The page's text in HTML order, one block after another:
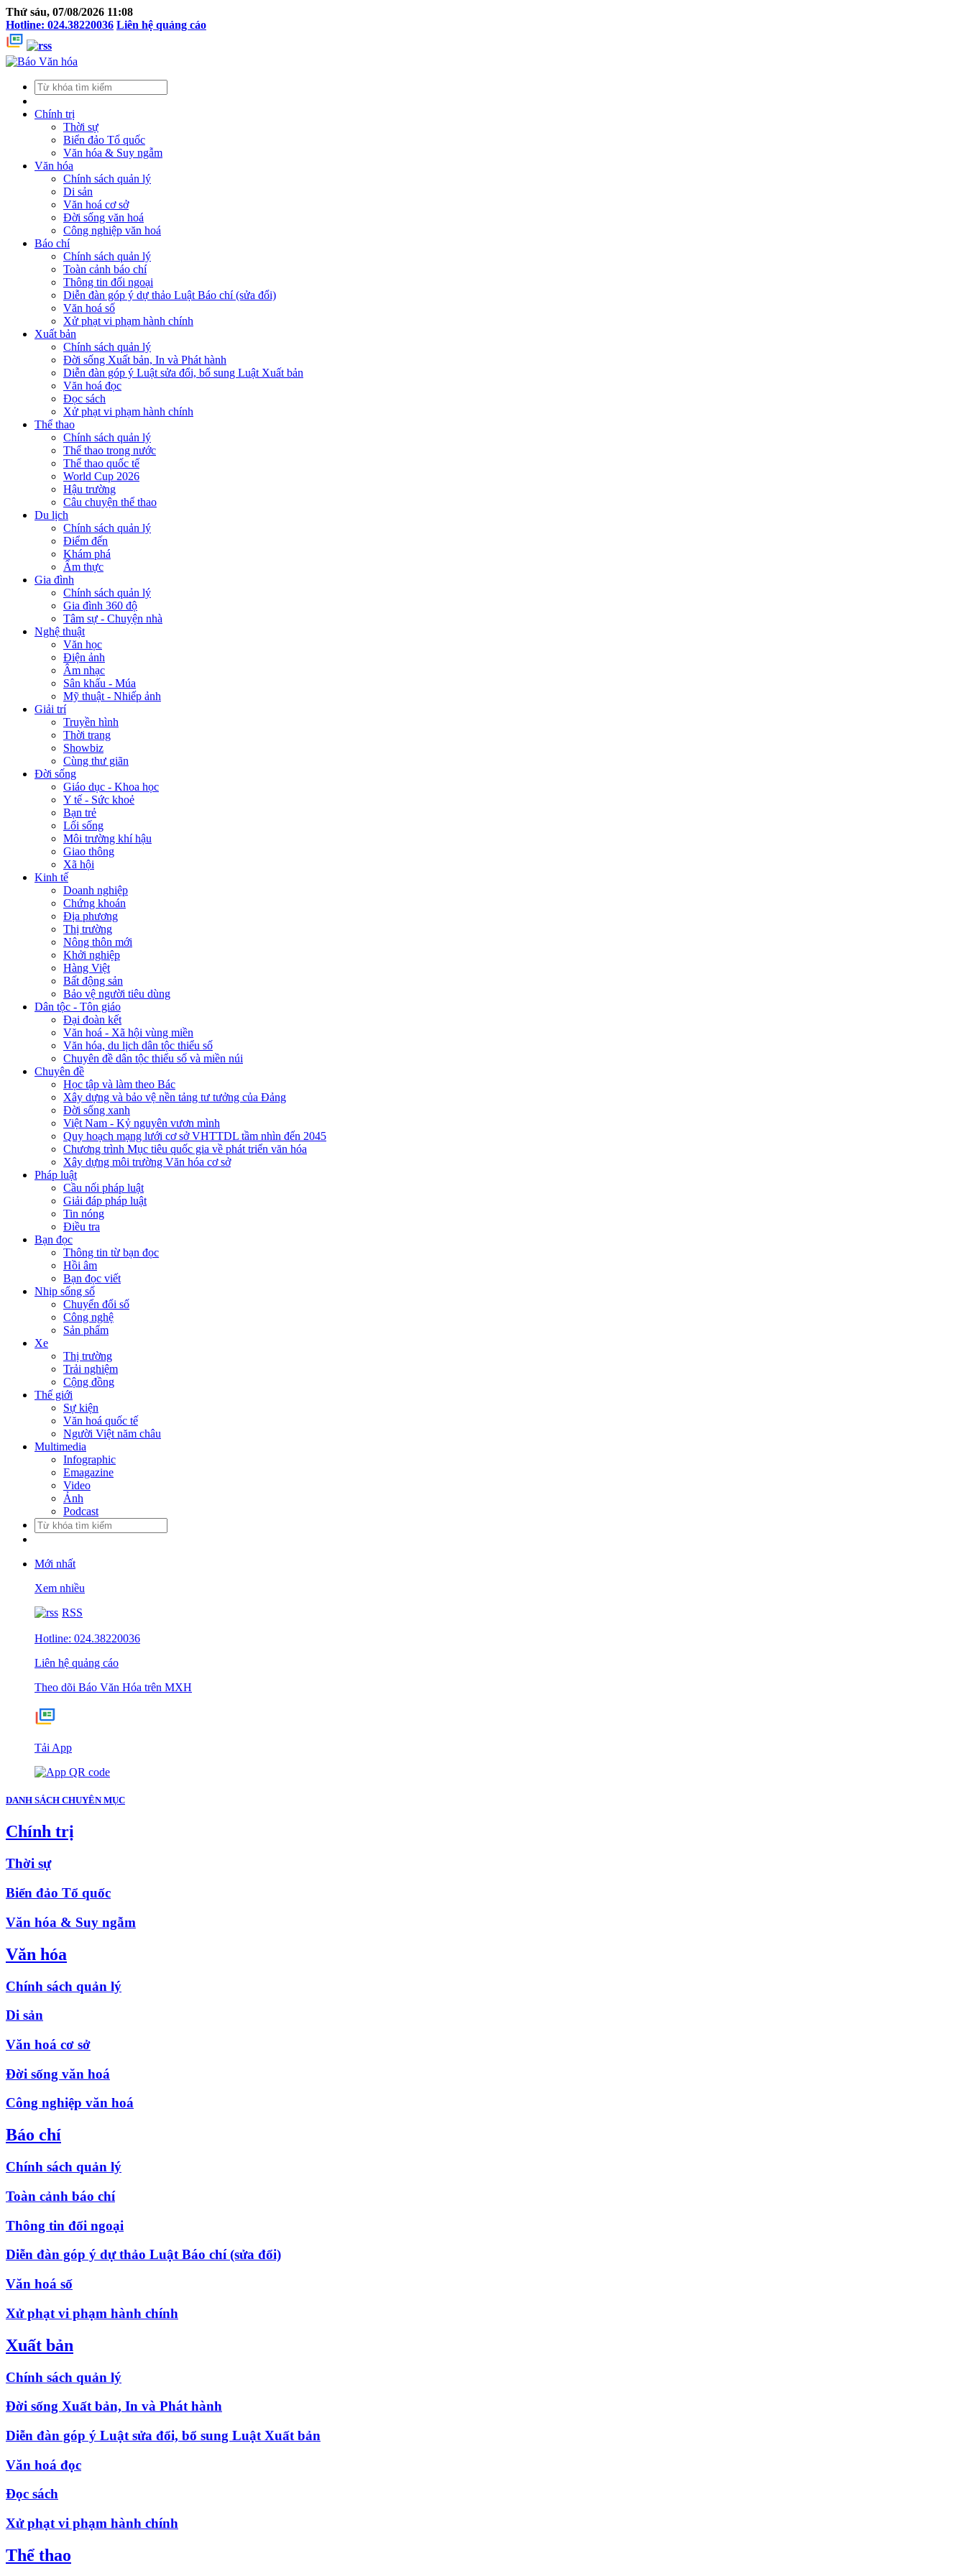
Thứ sáu, 07/08/2026 11:08
Hotline: 024.38220036 Liên hệ quảng cáo
Chính trị
Thời sự
Biển đảo Tổ quốc
Văn hóa & Suy ngẫm
Văn hóa
Chính sách quản lý
Di sản
Văn hoá cơ sở
Đời sống văn hoá
Công nghiệp văn hoá
Báo chí
Chính sách quản lý
Toàn cảnh báo chí
Thông tin đối ngoại
Diễn đàn góp ý dự thảo Luật Báo chí (sửa đổi)
Văn hoá số
Xử phạt vi phạm hành chính
Xuất bản
Chính sách quản lý
Đời sống Xuất bản, In và Phát hành
Diễn đàn góp ý Luật sửa đổi, bổ sung Luật Xuất bản
Văn hoá đọc
Đọc sách
Xử phạt vi phạm hành chính
Thể thao
Chính sách quản lý
Thể thao trong nước
Thể thao quốc tế
World Cup 2026
Hậu trường
Câu chuyện thể thao
Du lịch
Chính sách quản lý
Điểm đến
Khám phá
Ẩm thực
Gia đình
Chính sách quản lý
Gia đình 360 độ
Tâm sự - Chuyện nhà
Nghệ thuật
Văn học
Điện ảnh
Âm nhạc
Sân khấu - Múa
Mỹ thuật - Nhiếp ảnh
Giải trí
Truyền hình
Thời trang
Showbiz
Cùng thư giãn
Đời sống
Giáo dục - Khoa học
Y tế - Sức khoẻ
Bạn trẻ
Lối sống
Môi trường khí hậu
Giao thông
Xã hội
Kinh tế
Doanh nghiệp
Chứng khoán
Địa phương
Thị trường
Nông thôn mới
Khởi nghiệp
Hàng Việt
Bất động sản
Bảo vệ người tiêu dùng
Dân tộc - Tôn giáo
Đại đoàn kết
Văn hoá - Xã hội vùng miền
Văn hóa, du lịch dân tộc thiểu số
Chuyên đề dân tộc thiểu số và miền núi
Chuyên đề
Học tập và làm theo Bác
Xây dựng và bảo vệ nền tảng tư tưởng của Đảng
Đời sống xanh
Việt Nam - Kỷ nguyên vươn mình
Quy hoạch mạng lưới cơ sở VHTTDL tầm nhìn đến 2045
Chương trình Mục tiêu quốc gia về phát triển văn hóa
Xây dựng môi trường Văn hóa cơ sở
Pháp luật
Cầu nối pháp luật
Giải đáp pháp luật
Tin nóng
Điều tra
Bạn đọc
Thông tin từ bạn đọc
Hồi âm
Bạn đọc viết
Nhịp sống số
Chuyển đổi số
Công nghệ
Sản phẩm
Xe
Thị trường
Trải nghiệm
Cộng đồng
Thế giới
Sự kiện
Văn hoá quốc tế
Người Việt năm châu
Multimedia
Infographic
Emagazine
Video
Ảnh
Podcast
Mới nhất
Xem nhiều
RSS
Hotline: 024.38220036
Liên hệ quảng cáo
Theo dõi Báo Văn Hóa trên MXH
Tải App
DANH SÁCH CHUYÊN MỤC
Chính trị
Thời sự
Biển đảo Tổ quốc
Văn hóa & Suy ngẫm
Văn hóa
Chính sách quản lý
Di sản
Văn hoá cơ sở
Đời sống văn hoá
Công nghiệp văn hoá
Báo chí
Chính sách quản lý
Toàn cảnh báo chí
Thông tin đối ngoại
Diễn đàn góp ý dự thảo Luật Báo chí (sửa đổi)
Văn hoá số
Xử phạt vi phạm hành chính
Xuất bản
Chính sách quản lý
Đời sống Xuất bản, In và Phát hành
Diễn đàn góp ý Luật sửa đổi, bổ sung Luật Xuất bản
Văn hoá đọc
Đọc sách
Xử phạt vi phạm hành chính
Thể thao